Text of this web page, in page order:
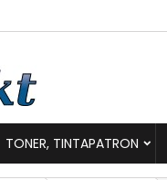
TONER, TINTAPATRON